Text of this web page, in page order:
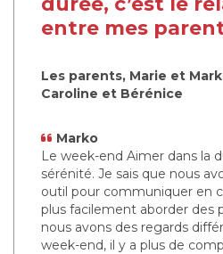
entre mes
Les parents, Marie et
Caroline et Bérénice
Marko
Le week-end Aimer dans la
sérénité. Je sais que nous
outil pour communiquer en
plus facilement aborder des
nous avons des regards
week-end, il y a plus de